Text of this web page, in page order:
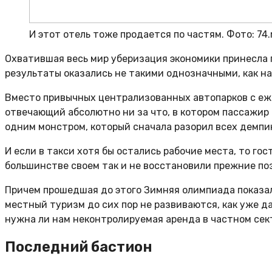
И этот отель тоже продается по частям. Фото:
Охватившая весь мир уберизация экономики
результаты оказались не такими однозначными, как
Вместо привычных централизованных автопарков с
отвечающий абсолютно ни за что, в котором
одним монстром, который сначала разорил всех
И если в такси хотя бы остались рабочие места, то
большинстве своем так и не восстановили прежние
Причем прошедшая до этого Зимняя олимпиада
местный туризм до сих пор не развиваются, как уже
нужна ли нам неконтролируемая аренда в частном
Последний бастион